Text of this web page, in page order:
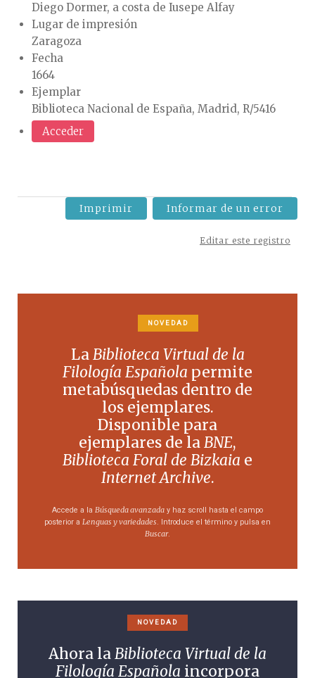
Diego Dormer, a costa de Iusepe Alfay
Lugar de impresión
Zaragoza
Fecha
1664
Ejemplar
Biblioteca Nacional de España, Madrid, R/5416
Acceder
Imprimir Informar de un error
Editar este registro
NOVEDAD
LaBiblioteca Virtual de la
Filología Española permite
metabúsquedas dentro de
los ejemplares.
Disponible para
ejemplares de laBNE,
Biblioteca Foral de Bizkaia e
Internet Archive.
Accede a la Búsqueda avanzada y haz scroll hasta el campo
posterior a Lenguas y variedades . Introduce el término y pulsa en
Buscar.
NOVEDAD
Ahora laBiblioteca Virtual de la
Filología Española incorpora